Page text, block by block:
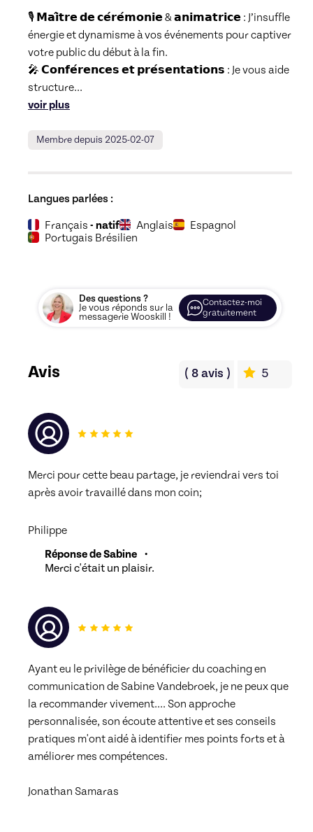
🎙️ 𝗠𝗮𝗶̂𝘁𝗿𝗲 𝗱𝗲 𝗰𝗲́𝗿𝗲́𝗺𝗼𝗻𝗶𝗲 & 𝗮𝗻𝗶𝗺𝗮𝘁𝗿𝗶𝗰𝗲 : J’insuffle
énergie et dynamisme à vos événements pour captiver
votre public du début à la fin.
🎤 𝗖𝗼𝗻𝗳𝗲́𝗿𝗲𝗻𝗰𝗲𝘀 𝗲𝘁 𝗽𝗿𝗲́𝘀𝗲𝗻𝘁𝗮𝘁𝗶𝗼𝗻𝘀 : Je vous aide
structure...
voir plus
Membre depuis 2025-02-07
Langues parlées :
Français - natif Anglais
Espagnol
Portugais Brésilien
Des questions ?
Je vous réponds sur la
messagerie Wooskill !
Contactez-moi
gratuitement
Avis ( 8avis ) 5
Merci pour cette beau partage, je reviendrai vers toi
après avoir travaillé dans mon coin;
Philippe
Réponse de Sabine
•
Merci c'était un plaisir.
Ayant eu le privilège de bénéficier du coaching en
communication de Sabine Vandebroek, je ne peux que
la recommander vivement.... Son approche
personnalisée, son écoute attentive et ses conseils
pratiques m'ont aidé à identifier mes points forts et à
améliorer mes compétences.
Jonathan Samaras